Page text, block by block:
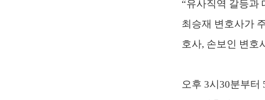
“유사직역 갈등과
최승재 변호사가
호사, 손보인 변호
오후 3시30분부터